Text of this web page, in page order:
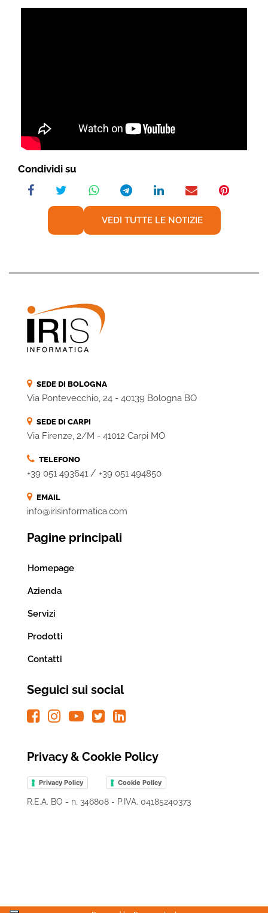
Condividi su
VEDI TUTTE LE NOTIZIE
SEDE DI BOLOGNA
Via Pontevecchio, 24 - 40139 Bologna BO
SEDE DI CARPI
Via Firenze, 2/M - 41012 Carpi MO
TELEFONO
+39 051 493641 / +39 051 494850
EMAIL
info@irisinformatica.com
Pagine principali
Homepage
Azienda
Servizi
Prodotti
Contatti
Seguici sui social
Privacy & Cookie Policy
Privacy Policy Cookie Policy
R.E.A. BO - n. 346808 - P.IVA. 04185240373